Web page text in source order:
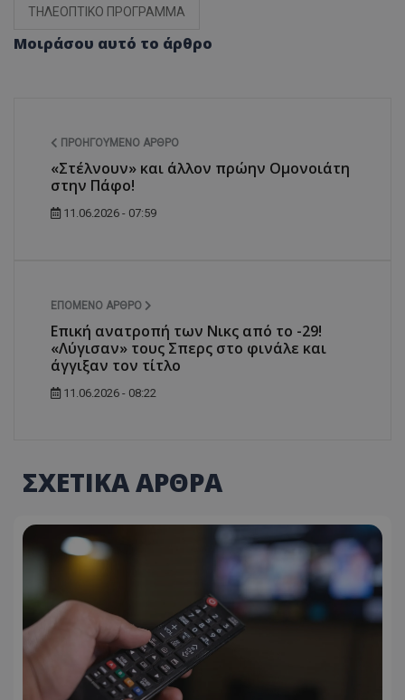
ΤΗΛΕΟΠΤΙΚΟ ΠΡΟΓΡΑΜΜΑ
Μοιράσου αυτό το άρθρο
ΠΡΟΗΓΟΎΜΕΝΟ ΆΡΘΡΟ
«Στέλνουν» και άλλον πρώην Ομονοιάτη
στην Πάφο!
11.06.2026 - 07:59
ΕΠΌΜΕΝΟ ΆΡΘΡΟ
Επική ανατροπή των Νικς από το -29!
«Λύγισαν» τους Σπερς στο φινάλε και
άγγιξαν τον τίτλο
11.06.2026 - 08:22
ΣΧΕΤΙΚΑ ΑΡΘΡΑ